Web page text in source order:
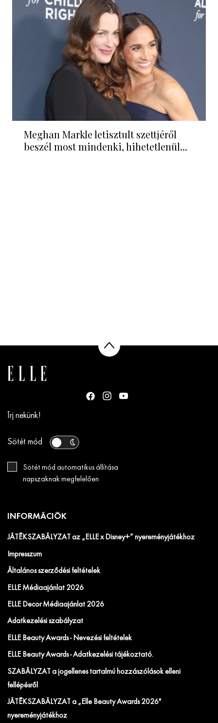
Meghan Markle letisztult szettjéről
beszél most mindenki, hihetetlenül...
Írj nekünk!
Sötét mód
Sötét mód automatikus állítása
napszaknak megfelelően
INFORMÁCIÓK
JÁTÉKSZABÁLYZAT az „ELLE x Disney+” nyereményjátékhoz
Impresszum
Általános szerződési feltételek
ELLE Médiaajánlat 2026
ELLE Decor Médiaajánlat 2026
Adatkezelési szabályzat
ELLE Beauty Awards - Nevezési feltételek
ELLE Beauty Awards - Adatkezelési tájékoztató.
SZABÁLYZAT a jogellenes tartalmú hozzászólások elleni
fellépésről
JÁTÉKSZABÁLYZAT a „Elle Beauty Awards 2026"
nyereményjátékhoz